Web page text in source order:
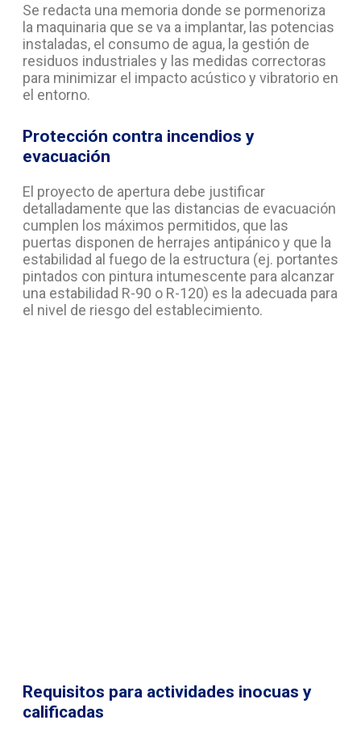
Se redacta una memoria donde se pormenoriza
la maquinaria que se va a implantar, las potencias
instaladas, el consumo de agua, la gestión de
residuos industriales y las medidas correctoras
para minimizar el impacto acústico y vibratorio en
el entorno.
Protección contra incendios y
evacuación
El proyecto de apertura debe justificar
detalladamente que las distancias de evacuación
cumplen los máximos permitidos, que las
puertas disponen de herrajes antipánico y que la
estabilidad al fuego de la estructura (ej. portantes
pintados con pintura intumescente para alcanzar
una estabilidad R-90 o R-120) es la adecuada para
el nivel de riesgo del establecimiento.
Requisitos para actividades inocuas y
calificadas